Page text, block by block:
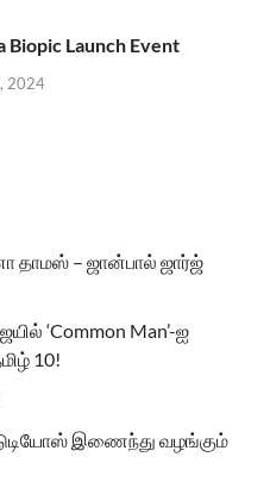
Biopic Launch Event
2024
– ஜான்பால் ஜார்ஜ்
‘Common Man’-ஐ
10!
இணைந்து வழங்கும்